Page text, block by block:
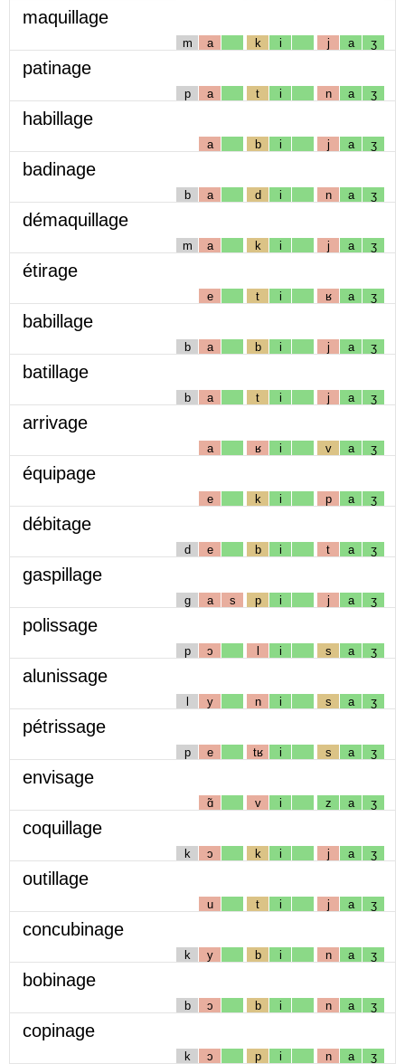
maquillage
m a k i j a ʒ
patinage
p a t i n a ʒ
habillage
a b i j a ʒ
badinage
b a d i n a ʒ
démaquillage
m a k i j a ʒ
étirage
e t i ʁ a ʒ
babillage
b a b i j a ʒ
batillage
b a t i j a ʒ
arrivage
a ʁ i v a ʒ
équipage
e k i p a ʒ
débitage
d e b i t a ʒ
gaspillage
g a s p i j a ʒ
polissage
p ɔ l i s a ʒ
alunissage
l y n i s a ʒ
pétrissage
p e tʁ i s a ʒ
envisage
ɑ̃ v i z a ʒ
coquillage
k ɔ k i j a ʒ
outillage
u t i j a ʒ
concubinage
k y b i n a ʒ
bobinage
b ɔ b i n a ʒ
copinage
k ɔ p i n a ʒ